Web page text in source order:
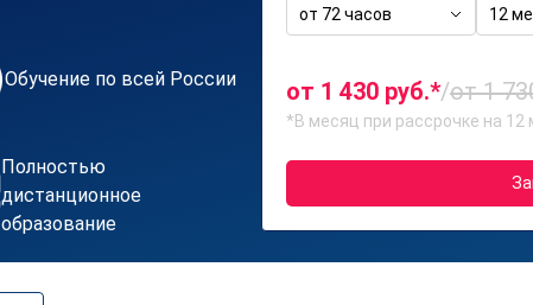
Обучение по всей России
Полностью
дистанционное
образование
от 72 часов 12
от 1 430 руб.*/от 1
*В месяц при рассрочке на 12